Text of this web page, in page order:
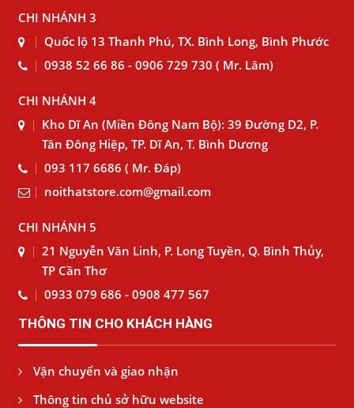
CHI NHÁNH 3
Quốc lộ 13 Thanh Phú, TX. Bình Long, Bình Phước
0938 52 66 86 - 0906 729 730 ( Mr. Lâm)
CHI NHÁNH 4
Kho Dĩ An (Miền Đông Nam Bộ): 39 Đường D2, P.
Tân Đông Hiệp, TP. Dĩ An, T. Bình Dương
093 117 6686 ( Mr. Đáp)
noithatstore.com@gmail.com
CHI NHÁNH 5
21 Nguyễn Văn Linh, P. Long Tuyền, Q. Bình Thủy,
TP Cần Thơ
0933 079 686 - 0908 477 567
THÔNG TIN CHO KHÁCH HÀNG
Vận chuyển và giao nhận
Thông tin chủ sở hữu website